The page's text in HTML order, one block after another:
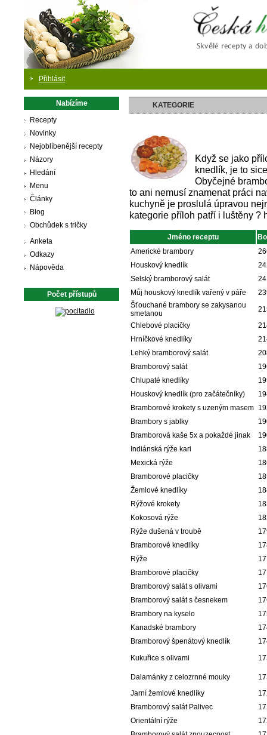
Přihlásit
Nabízíme
Recepty
Novinky
Nejoblíbenější recepty
Názory
Hledání
Menu
Články
Blog
Obchůdek s tričky
Anketa
Odkazy
Nápověda
Počet přístupů
KATEGORIE
Když se jako
knedlík, je to
Obyčejné
to ani nemusí znamenat práci
kuchyně je proslulá úpravou
kategorie příloh patří i luštěny ?
Jméno receptu
Americké brambory
Houskový knedlík
Selský bramborový salát
Můj houskový knedlík vařený v páře
Šťouchané brambory se zakysanou
smetanou
Chlebové placičky
Hrníčkové knedlíky
Lehký bramborový salát
Bramborový salát
Chlupaté knedlíky
Houskový knedlík (pro začátečníky)
Bramborové krokety s uzeným masem
Brambory s jablky
Bramborová kaše 5x a pokaždé jinak
Indiánská rýže kari
Mexická rýže
Bramborové placičky
Žemlové knedlíky
Rýžové krokety
Kokosová rýže
Rýže dušená v troubě
Bramborové knedlíky
Rýže
Bramborové placičky
Bramborový salát s olivami
Bramborový salát s česnekem
Brambory na kyselo
Kanadské brambory
Bramborový špenátový knedlík
Kukuřice s olivami
Dalamánky z celozrnné mouky
Jarní žemlové knedlíky
Bramborový salát Palivec
Orientální rýže